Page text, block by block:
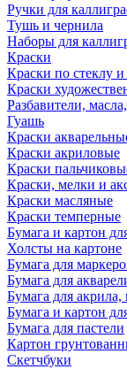
Ручки для
Тушь и чернила
Наборы для
Краски
Краски по стеклу
Краски
Разбавители,
Гуашь
Краски
Краски акриловые
Краски
Краски, мелки и
Краски масляные
Краски темперные
Бумага и картон
Холсты на картоне
Бумага для
Бумага для
Бумага для
Бумага и картон
Бумага для пастели
Картон
Скетчбуки